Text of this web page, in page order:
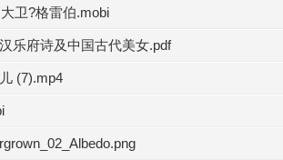
卫?格雷伯.mobi
乐府诗及中国古代美女.pdf
(7).mp4